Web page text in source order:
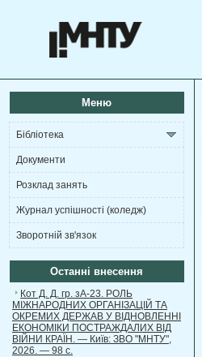
Меню
Бібліотека
Документи
Розклад занять
Журнал успішності (коледж)
Зворотній зв'язок
Останні внесення
Кот Д. Д. гр. зА-23. РОЛЬ
МІЖНАРОДНИХ ОРГАНІЗАЦІЙ ТА
ОКРЕМИХ ДЕРЖАВ У ВІДНОВЛЕННІ
ЕКОНОМІКИ ПОСТРАЖДАЛИХ ВІД
ВІЙНИ КРАЇН. — Київ: ЗВО "МНТУ",
2026. — 98 с.